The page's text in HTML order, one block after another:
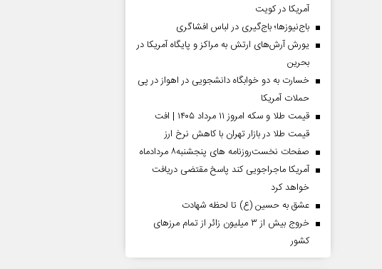
آمریکا در کویت
باج‌نیوزها؛ باج‌گیری در لباس افشاگری
یورش آرش‌های ارتش به مراکز و پایگاه‌ آمریکا در
بحرین
خسارت به دو خوابگاه دانشجویی در اهواز در پی
حملات آمریکا
قیمت طلا و سکه امروز ۱۱ مرداد ۱۴۰۵ | افت
قیمت طلا در بازار تهران با کاهش نرخ ارز
صفحات نخست‌روزنامه ها‌ی پنجشنبه‌۸ مردادماه
آمریکا ماجراجویی کند پاسخ مقتضی دریافت
خواهد کرد
عشق به حسین (ع) تا لحظه شهادت
خروج بیش از ۳ میلیون زائر از تمام مرز‌های
کشور